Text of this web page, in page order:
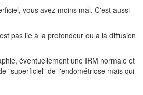
vous avez moins mal. C'est aussi
pas lie a la profondeur ou a la diffusion
éventuellement une IRM normale et
"superficiel" de l'endométriose mais qui